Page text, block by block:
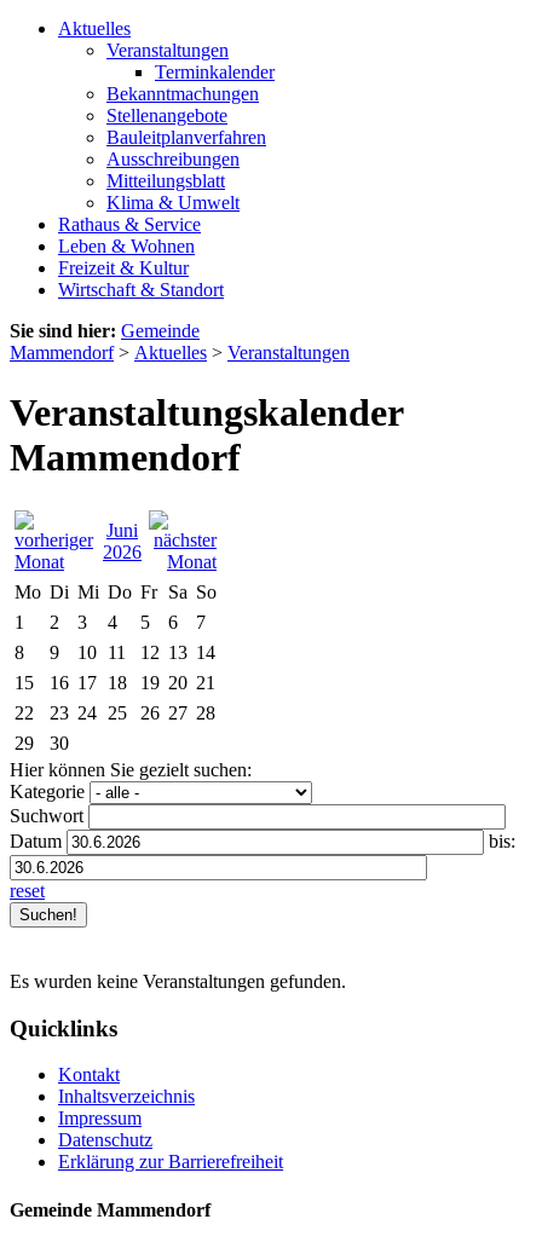
Aktuelles
Veranstaltungen
Terminkalender
Bekanntmachungen
Stellenangebote
Bauleitplanverfahren
Ausschreibungen
Mitteilungsblatt
Klima & Umwelt
Rathaus & Service
Leben & Wohnen
Freizeit & Kultur
Wirtschaft & Standort
Sie sind hier: Gemeinde
Mammendorf> Aktuelles > Veranstaltungen
Veranstaltungskalender
Mammendorf
Juni
2026
Mo Di Mi Do Fr Sa So
1
2 3 4 5 6
7
8
9 10 11 12 13 14
15
16 17 18 19 20 21
22
23 24 25 26 27 28
29
30
Hier können Sie gezielt suchen:
Kategorie
Suchwort
Datum
bis:
reset
Es wurden keine Veranstaltungen gefunden.
Quicklinks
Kontakt
Inhaltsverzeichnis
Impressum
Datenschutz
Erklärung zur Barrierefreiheit
Gemeinde Mammendorf